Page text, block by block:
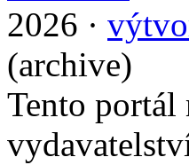
2026 ·
(archive)
Tento portál